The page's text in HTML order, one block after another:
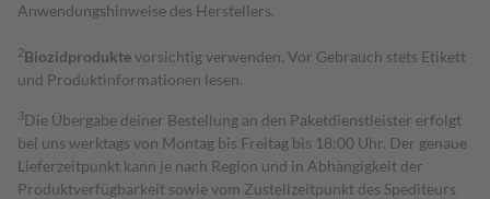
Anwendungshinweise des Herstellers.
2Biozidproduktevorsichtig verwenden. Vor Gebrauch stets Etikett
und Produktinformationen lesen.
3Die Übergabe deiner Bestellung an den Paketdienstleister erfolgt
bei uns werktags von Montag bis Freitag bis 18:00 Uhr. Der genaue
Lieferzeitpunkt kann je nach Region und in Abhängigkeit der
Produktverfügbarkeit sowie vom Zustellzeitpunkt des Spediteurs